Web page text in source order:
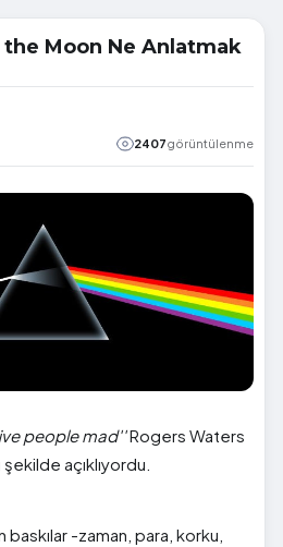
Moon Ne Anlatmak
2407görüntülenme
people mad''Rogers Waters
açıklıyordu.
-zaman, para, korku,